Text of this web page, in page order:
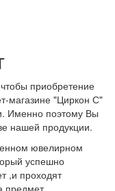
приобретение
магазине "Циркон С"
Именно поэтому Вы
нашей продукции.
ювелирном
успешно
,и проходят
предмет